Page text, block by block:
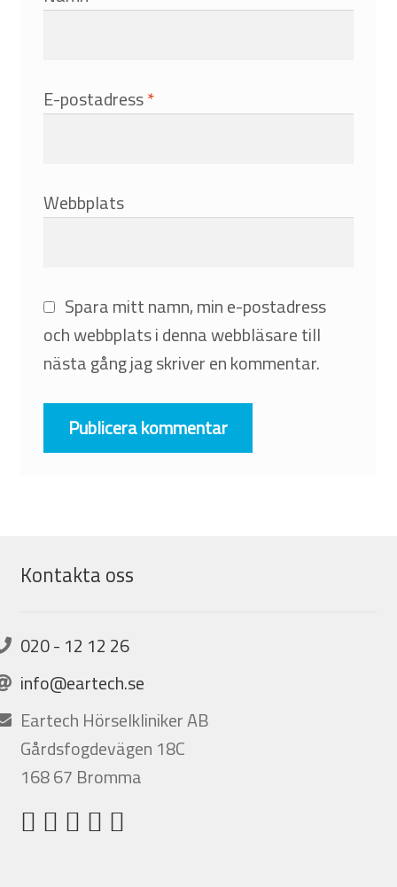
E-postadress*
Webbplats
Spara mitt namn, min e-postadress
och webbplats i denna webbläsare till
nästa gång jag skriver en kommentar.
Kontakta oss
020 - 12 12 26
info@eartech.se
Eartech Hörselkliniker AB
Gårdsfogdevägen 18C
168 67 Bromma